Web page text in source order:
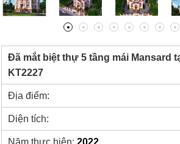
Đã mắt biệt thự 5 tầng mái Mansard
KT2227
Địa điểm:
Diện tích:
Năm thực hiện: 2022